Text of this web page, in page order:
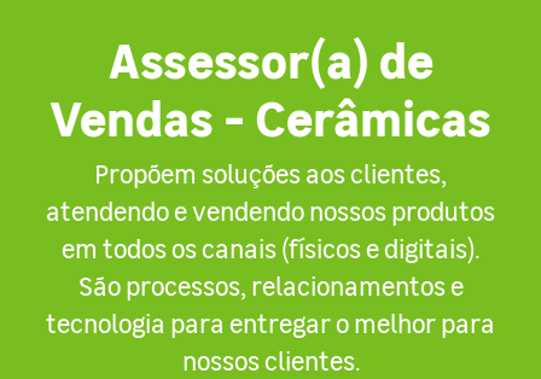
Assessor(a) de
Vendas - Cerâmicas
Propõem soluções aos clientes,
atendendo e vendendo nossos produtos
em todos os canais (físicos e digitais).
São processos, relacionamentos e
tecnologia para entregar o melhor para
nossos clientes.